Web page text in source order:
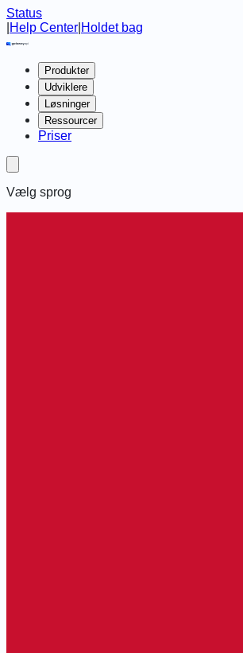
Status
Help Center Holdet bag
Produkter
Udviklere
Løsninger
Ressourcer
Priser
Vælg sprog